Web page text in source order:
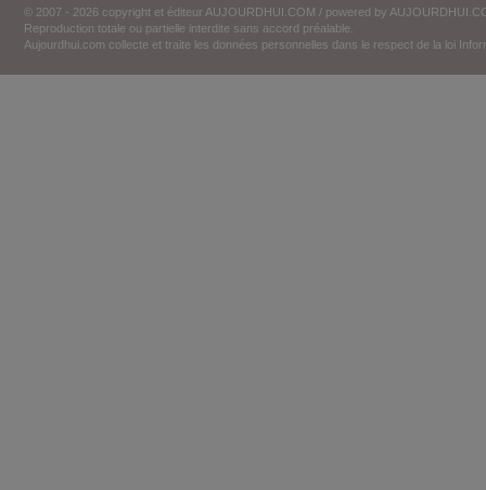
© 2007 - 2026 copyright et éditeur AUJOURDHUI.COM / powered by
Reproduction totale ou partielle interdite sans accord préalable.
Aujourdhui.com collecte et traite les données personnelles dans le respect de la loi